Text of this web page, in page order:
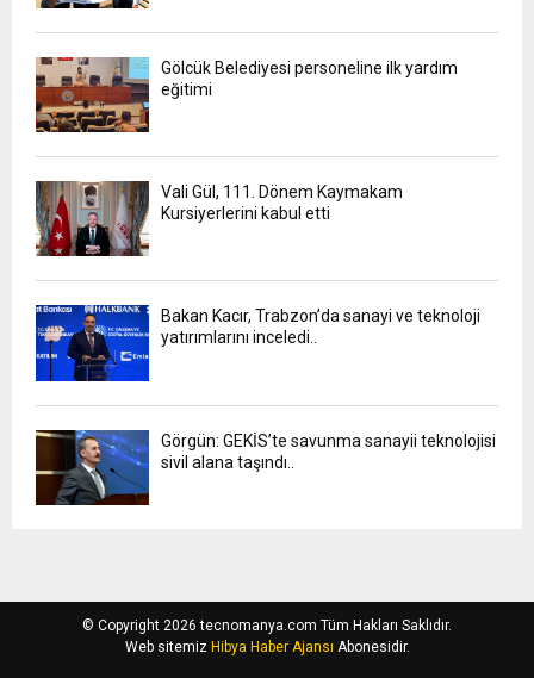
Gölcük Belediyesi personeline ilk yardım
eğitimi
Vali Gül, 111. Dönem Kaymakam
Kursiyerlerini kabul etti
Bakan Kacır, Trabzon’da sanayi ve teknoloji
yatırımlarını inceledi..
Görgün: GEKİS’te savunma sanayii teknolojisi
sivil alana taşındı..
© Copyright 2026 tecnomanya.com Tüm Hakları Saklıdır.
Web sitemiz Hibya Haber Ajansı Abonesidir.